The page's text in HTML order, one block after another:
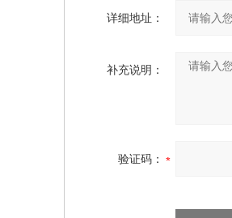
详细地址：
补充说明：
验证码：